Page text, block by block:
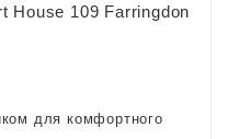
House 109 Farringdon
для комфортного